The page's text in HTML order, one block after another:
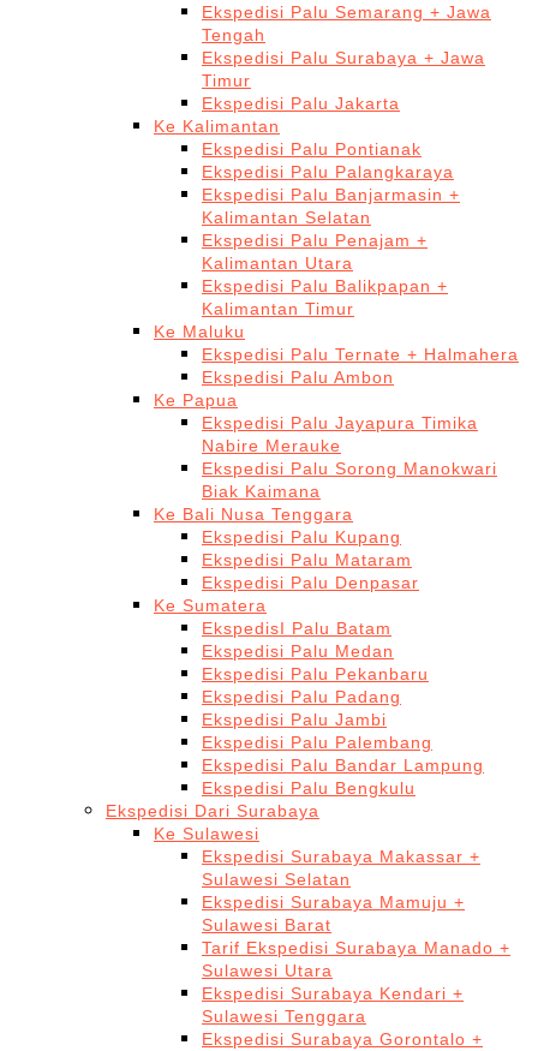
Ekspedisi Palu Semarang + Jawa
Tengah
Ekspedisi Palu Surabaya + Jawa
Timur
Ekspedisi Palu Jakarta
Ke Kalimantan
Ekspedisi Palu Pontianak
Ekspedisi Palu Palangkaraya
Ekspedisi Palu Banjarmasin +
Kalimantan Selatan
Ekspedisi Palu Penajam +
Kalimantan Utara
Ekspedisi Palu Balikpapan +
Kalimantan Timur
Ke Maluku
Ekspedisi Palu Ternate + Halmahera
Ekspedisi Palu Ambon
Ke Papua
Ekspedisi Palu Jayapura Timika
Nabire Merauke
Ekspedisi Palu Sorong Manokwari
Biak Kaimana
Ke Bali Nusa Tenggara
Ekspedisi Palu Kupang
Ekspedisi Palu Mataram
Ekspedisi Palu Denpasar
Ke Sumatera
EkspedisI Palu Batam
Ekspedisi Palu Medan
Ekspedisi Palu Pekanbaru
Ekspedisi Palu Padang
Ekspedisi Palu Jambi
Ekspedisi Palu Palembang
Ekspedisi Palu Bandar Lampung
Ekspedisi Palu Bengkulu
Ekspedisi Dari Surabaya
Ke Sulawesi
Ekspedisi Surabaya Makassar +
Sulawesi Selatan
Ekspedisi Surabaya Mamuju +
Sulawesi Barat
Tarif Ekspedisi Surabaya Manado +
Sulawesi Utara
Ekspedisi Surabaya Kendari +
Sulawesi Tenggara
Ekspedisi Surabaya Gorontalo +